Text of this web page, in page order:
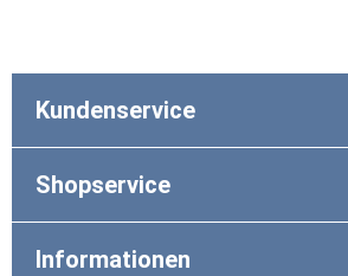
Kundenservice
Shopservice
Informationen